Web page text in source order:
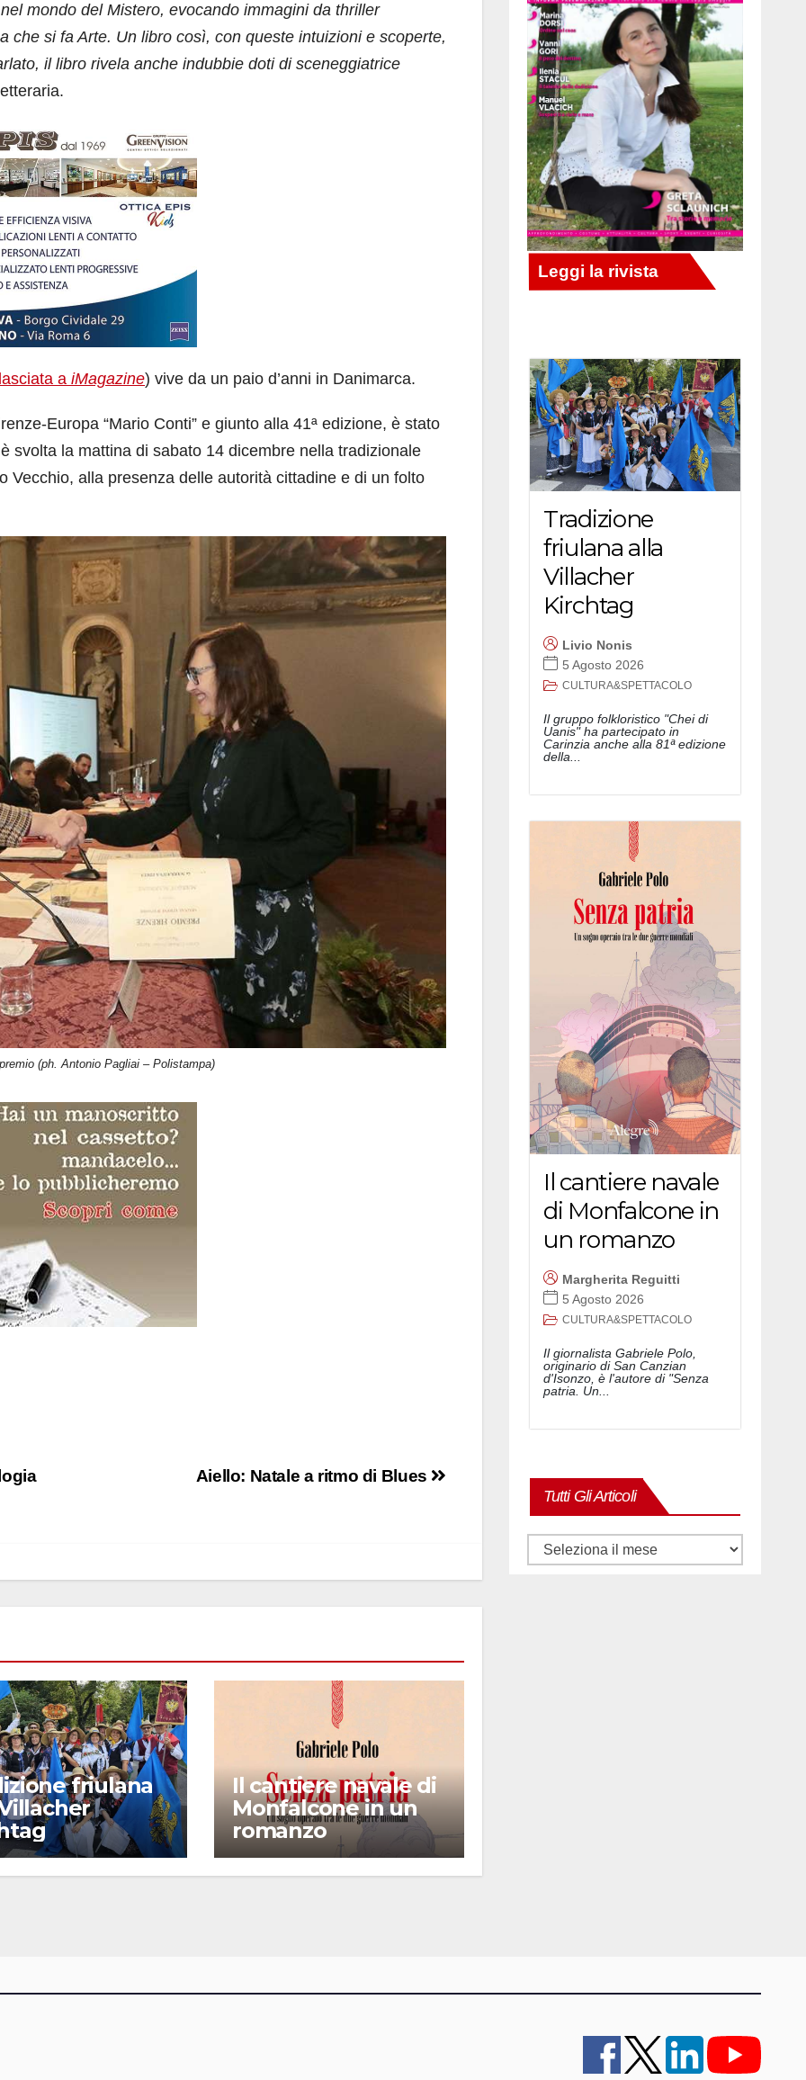
mondo del Mistero, evocando immagini da thriller
che si fa Arte. Un libro così, con queste intuizioni e scoperte,
il libro rivela anche indubbie doti di sceneggiatrice
a iMagazine) vive da un paio d’anni in Danimarca.
Europa “Mario Conti” e giunto alla 41ª edizione, è stato
svolta la mattina di sabato 14 dicembre nella tradizionale
Vecchio, alla presenza delle autorità cittadine e di un folto
(ph. Antonio Pagliai – Polistampa)
Aiello: Natale a ritmo di Blues
friulana
Il cantiere navale di
Monfalcone in un
romanzo
Tradizione
friulana alla
Villacher
Kirchtag
Livio Nonis
5 Agosto 2026
CULTURA&SPETTACOLO
Il gruppo folkloristico "Chei di
Uanis" ha partecipato in
Carinzia anche alla 81ª edizione
della...
Il cantiere navale
di Monfalcone in
un romanzo
Margherita Reguitti
5 Agosto 2026
CULTURA&SPETTACOLO
Il giornalista Gabriele Polo,
originario di San Canzian
d'Isonzo, è l'autore di "Senza
patria. Un...
Tutti Gli Articoli
Tutti